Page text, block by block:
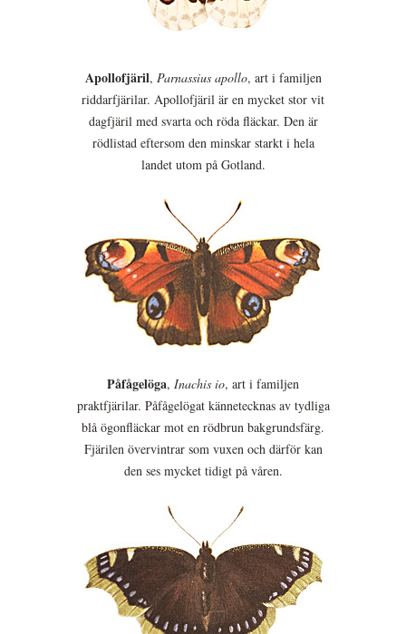
Apollofjäril, Parnassius apollo, art i familjen
riddarfjärilar. Apollofjäril är en mycket stor vit
dagfjäril med svarta och röda fläckar. Den är
rödlistad eftersom den minskar starkt i hela
landet utom på Gotland.
Påfågelöga, Inachis io, art i familjen
praktfjärilar. Påfågelögat kännetecknas av tydliga
blå ögonfläckar mot en rödbrun bakgrundsfärg.
Fjärilen övervintrar som vuxen och därför kan
den ses mycket tidigt på våren.